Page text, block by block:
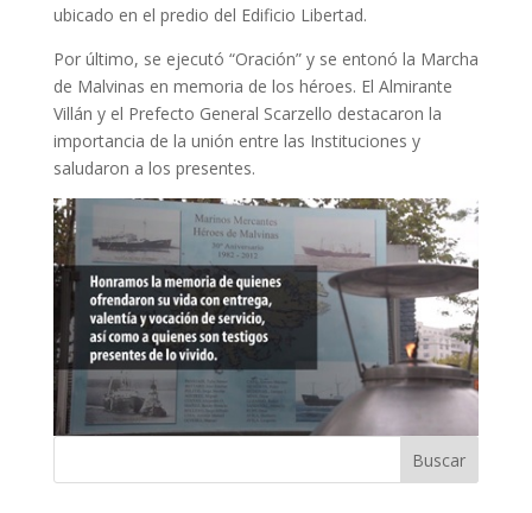
ubicado en el predio del Edificio Libertad.
Por último, se ejecutó “Oración” y se entonó la Marcha
de Malvinas en memoria de los héroes. El Almirante
Villán y el Prefecto General Scarzello destacaron la
importancia de la unión entre las Instituciones y
saludaron a los presentes.